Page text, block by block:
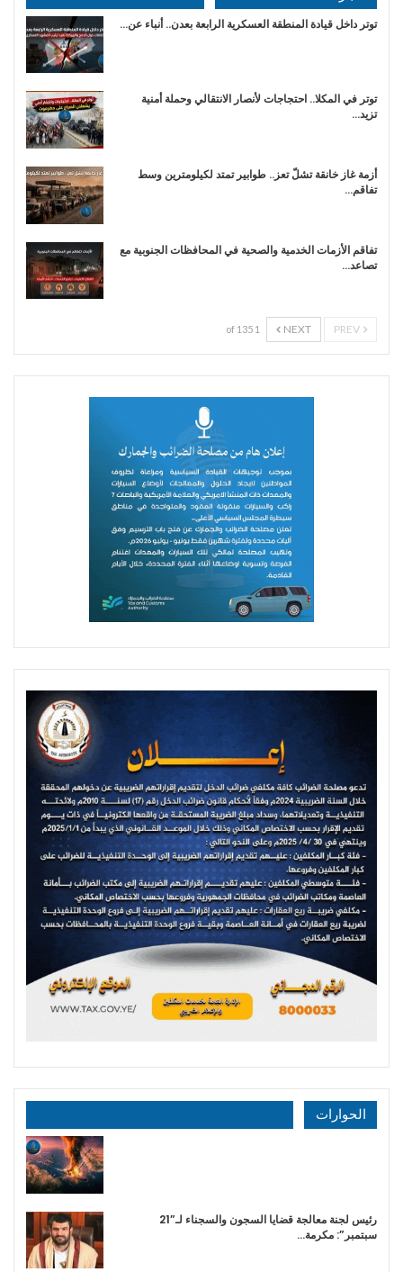
توتر داخل قيادة المنطقة العسكرية الرابعة بعدن.. أنباء عن…
توتر في المكلا.. احتجاجات لأنصار الانتقالي وحملة أمنية
تزيد…
أزمة غاز خانقة تشلّ تعز.. طوابير تمتد لكيلومترين وسط
تفاقم…
تفاقم الأزمات الخدمية والصحية في المحافظات الجنوبية مع
تصاعد…
NEXT
1 of 135
الحوارات
رئيس لجنة معالجة قضايا السجون والسجناء لـ”21
سبتمبر”: مكرمة…